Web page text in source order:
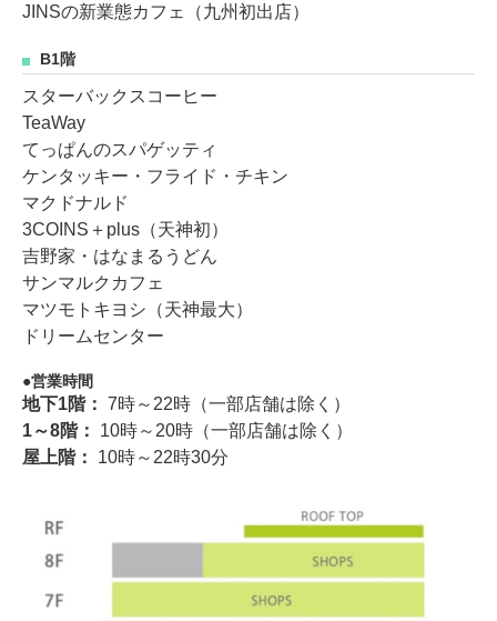
JINSの新業態カフェ（九州初出店）
B1階
スターバックスコーヒー
TeaWay
てっぱんのスパゲッティ
ケンタッキー・フライド・チキン
マクドナルド
3COINS＋plus（天神初）
吉野家・はなまるうどん
サンマルクカフェ
マツモトキヨシ（天神最大）
ドリームセンター
営業時間
地下1階： 7時～22時（一部店舗は除く）
1～8階： 10時～20時（一部店舗は除く）
屋上階： 10時～22時30分